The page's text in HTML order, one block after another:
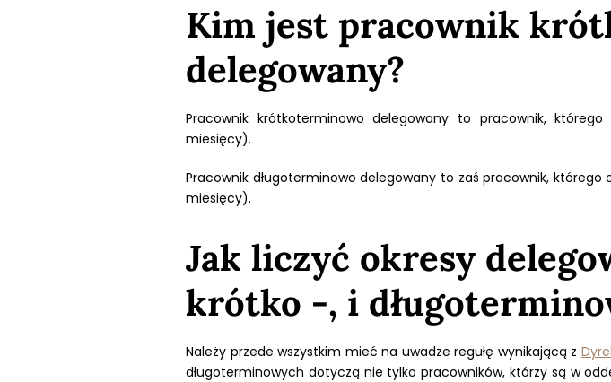
Kim jest pracownik
delegowany?
Pracownik krótkoterminowo delegowany to pracownik,
miesięcy).
Pracownik długoterminowo delegowany to zaś pracownik, którego
miesięcy).
Jak liczyć okresy
krótko -, i
Należy przede wszystkim mieć na uwadze regułę wynikającą z
długoterminowych dotyczą nie tylko pracowników, którzy są w